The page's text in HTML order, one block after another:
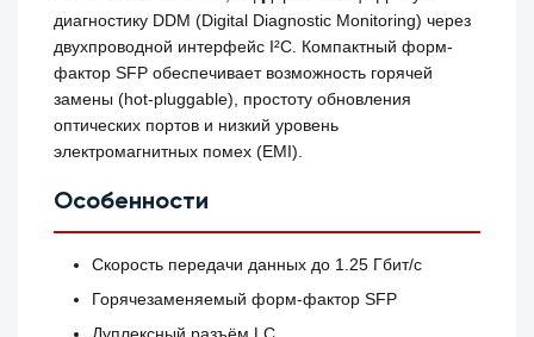
диагностику DDM (Digital Diagnostic Monitoring) через
двухпроводной интерфейс I²C. Компактный форм-
фактор SFP обеспечивает возможность горячей
замены (hot-pluggable), простоту обновления
оптических портов и низкий уровень
электромагнитных помех (EMI).
Особенности
Скорость передачи данных до 1.25 Гбит/с
Горячезаменяемый форм-фактор SFP